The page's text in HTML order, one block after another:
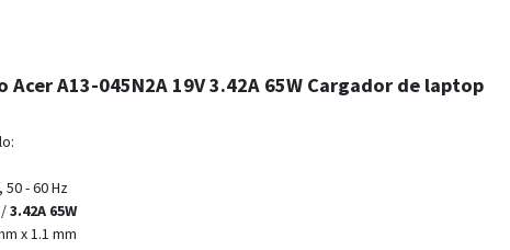
Acer A13-045N2A 19V 3.42A 65W Cargador de laptop
50 - 60 Hz
/3.42A 65W
x 1.1 mm